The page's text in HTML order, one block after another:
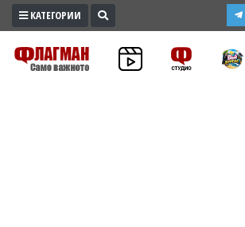
ПРОМО
ЗОНА
КАТЕГОРИИ